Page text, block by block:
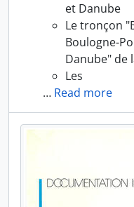
et Danube
Le tronçon
Boulogne-
Danube" de
Les
… Read more